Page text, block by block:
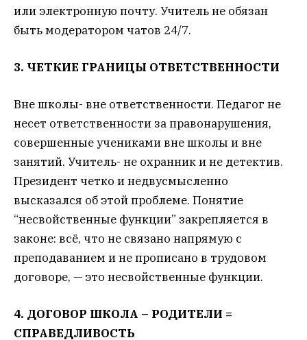
или электронную почту. Учитель не обязан
быть модератором чатов 24/7.
3. ЧЕТКИЕ ГРАНИЦЫ ОТВЕТСТВЕННОСТИ
Вне школы- вне ответственности. Педагог не
несет ответственности за правонарушения,
совершенные учениками вне школы и вне
занятий. Учитель- не охранник и не детектив.
Президент четко и недвусмысленно
высказался об этой проблеме. Понятие
“несвойственные функции” закрепляется в
законе: всё, что не связано напрямую с
преподаванием и не прописано в трудовом
договоре, — это несвойственные функции.
4. ДОГОВОР ШКОЛА – РОДИТЕЛИ =
СПРАВЕДЛИВОСТЬ